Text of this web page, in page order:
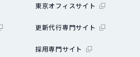
イトにリンクします東京オフィスサイト 外部サイトに
部サイトにリンクします
更新代行専門サイト 外部サイトに
イトにリンクします
採用専門サイト 外部サイトにリン